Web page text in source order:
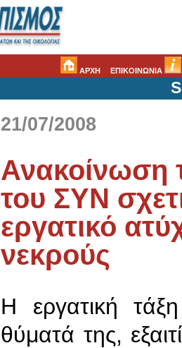
ΑΡΧΗ ΕΠΙΚΟΙΝΩΝΙΑ
21/07/2008
Ανακοίνωση
του ΣΥΝ
εργατικό
νεκρούς
Η εργατική
θύματά της,